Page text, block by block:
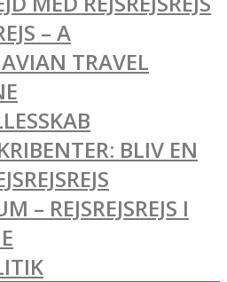
– A
TRAVEL
BLIV EN
– REJSREJSREJS I